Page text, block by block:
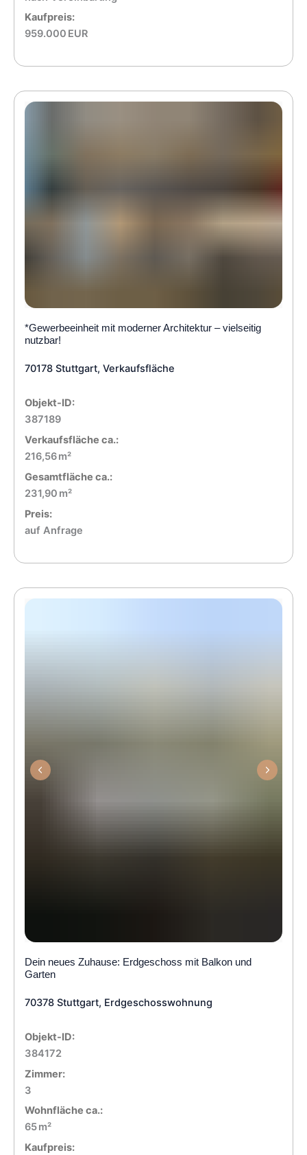
Kaufpreis:
959.000 EUR
*Gewerbeeinheit mit moderner Architektur – vielseitig
nutzbar!
70178 Stuttgart, Verkaufsfläche
Objekt-ID:
387189
Verkaufsfläche ca.:
216,56 m²
Gesamtfläche ca.:
231,90 m²
Preis:
auf Anfrage
Dein neues Zuhause: Erdgeschoss mit Balkon und
Garten
70378 Stuttgart, Erdgeschosswohnung
Objekt-ID:
384172
Zimmer:
3
Wohnfläche ca.:
65 m²
Kaufpreis: